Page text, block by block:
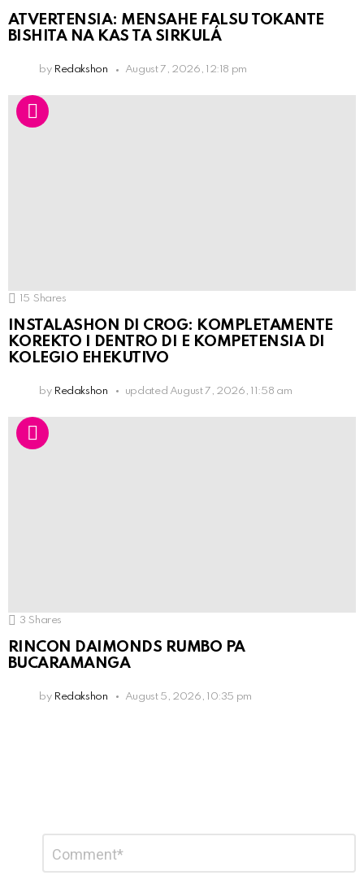
ATVERTENSIA: MENSAHE FALSU TOKANTE
BISHITA NA KAS TA SIRKULÁ
by Redakshon August 7, 2026, 12:18 pm
15 Shares
INSTALASHON DI CROG: KOMPLETAMENTE
KOREKTO I DENTRO DI E KOMPETENSIA DI
KOLEGIO EHEKUTIVO
by Redakshon updated August 7, 2026, 11:58 am
3 Shares
RINCON DAIMONDS RUMBO PA
BUCARAMANGA
by Redakshon August 5, 2026, 10:35 pm
Reply